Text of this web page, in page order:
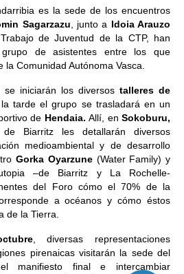
es la sede de los encuentros
Sagarzazu , junto a Idoia Arauzo
de Juventud de la CTP, han
de asistentes entre los que
Comunidad Autónoma Vasca.
se iniciarán los diversos talleres de
tarde el grupo se trasladará en un
de Hendaia.Allí, en Sokoburu,
Biarritz les detallarán diversos
medioambiental y de desarrollo
Gorka Oyarzune(Water Family) y
–de Biarritz y La Rochelle-
del Foro cómo el 70% de la
a océanos y cómo éstos
de la Tierra.
, diversas representaciones
pirenaicas visitarán la sede del
manifiesto final e intercambiar